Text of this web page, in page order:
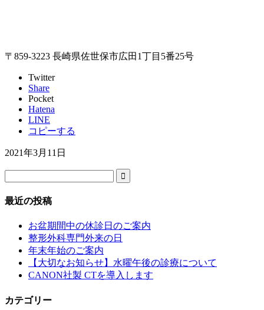
〒859-3223 長崎県佐世保市広田1丁目5番25号
Twitter
Share
Pocket
Hatena
LINE
コピーする
2021年3月11日
最近の投稿
お盆期間中の休診日のご案内
整形外科専門外来の日
年末年始のご案内
【大切なお知らせ】水曜午後の診療について
CANON社製 CTを導入します
カテゴリー